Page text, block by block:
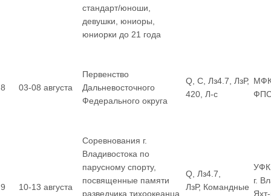
стандарт/юноши,
девушки, юниоры,
юниорки до 21 года
8 03-08 августа
Первенство
Дальневосточного
Федерального округа
Q, С, Лз4.7, ЛзР,
420, Л-с
9 10-13 августа
Соревнования г.
Владивостока по
парусному спорту,
посвященные памяти
разведчика тихоокеанца
Q, Лз4.7,
ЛзР, Командные
г.